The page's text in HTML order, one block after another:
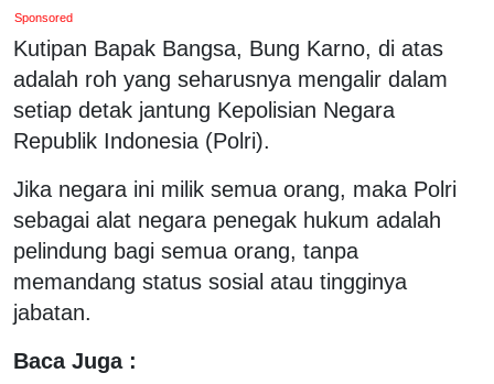
Sponsored
Kutipan Bapak Bangsa, Bung Karno, di atas
adalah roh yang seharusnya mengalir dalam
setiap detak jantung Kepolisian Negara
Republik Indonesia (Polri).
Jika negara ini milik semua orang, maka Polri
sebagai alat negara penegak hukum adalah
pelindung bagi semua orang, tanpa
memandang status sosial atau tingginya
jabatan.
Baca Juga :